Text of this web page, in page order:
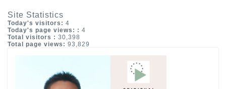
Site Statistics
Today's visitors: 4
Today's page views: : 4
Total visitors : 30,398
Total page views: 93,829